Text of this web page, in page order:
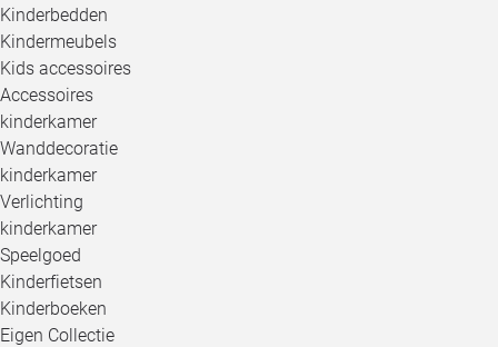
Kinderbedden
Kindermeubels
Kids accessoires
Accessoires
kinderkamer
Wanddecoratie
kinderkamer
Verlichting
kinderkamer
Speelgoed
Kinderfietsen
Kinderboeken
Eigen Collectie